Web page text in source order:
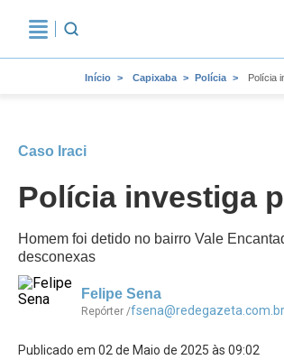
Início Capixaba Polícia Polícia
Caso Iraci
Polícia investiga
Homem foi detido no bairro Vale
desconexas
Felipe Sena
Repórter /fsena@redegazeta.com.br
Publicado em 02 de Maio de 2025 às 09:02